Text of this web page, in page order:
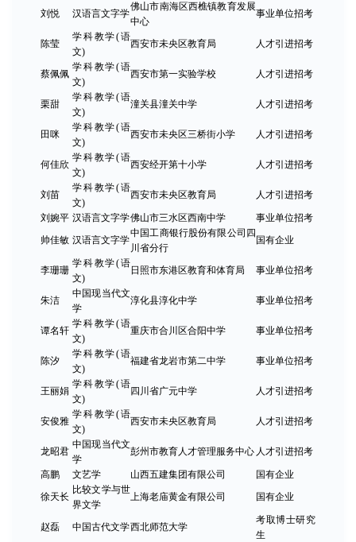
刘悦 汉语言文字学
佛山市南海区西樵镇教育发展
中心
事业单位招考
陈莹
学科教学(语
文)
西安市未央区教育局 人才引进招考
蔡佩佩
学科教学(语
文)
西安市第一实验学校 人才引进招考
栗甜
学科教学(语
文)
潼关县潼关中学 人才引进招考
田咪
学科教学(语
文)
西安市未央区三桥街小学 人才引进招考
何佳欣
学科教学(语
文)
西安经开第十小学 人才引进招考
刘苗
学科教学(语
文)
西安市未央区教育局 人才引进招考
刘婉平 汉语言文字学佛山市三水区西南中学
事业单位招考
帅佳敏 汉语言文字学
中国工商银行股份有限公司四
川省分行
国有企业
李珊珊
学科教学(语
文)
日照市东港区教育和体育局 事业单位招考
朱洁
中国现当代文
学
淳化县淳化中学 事业单位招考
谭名轩
学科教学(语
文)
重庆市合川区合阳中学 事业单位招考
陈汐
学科教学(语
文)
福建省龙岩市第二中学 事业单位招考
王丽娟
学科教学(语
文)
四川省广元中学 人才引进招考
安俊雅
学科教学(语
文)
西安市未央区教育局 人才引进招考
龙昭君
中国现当代文
学
彭州市教育人才管理服务中心 人才引进招考
高鹏 文艺学 山西五建集团有限公司
国有企业
徐天长
比较文学与世
界文学
上海老庙黄金有限公司 国有企业
赵磊 中国古代文学西北师范大学
考取博士研究
生